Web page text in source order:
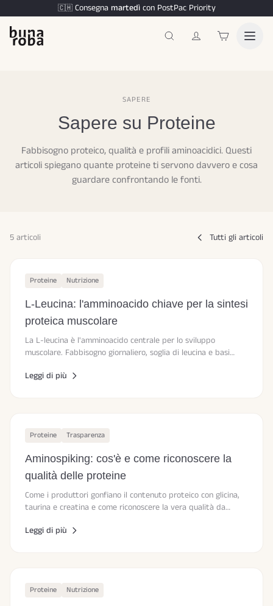
🇨🇭 Consegna martedìcon PostPac Priority
SAPERE
Sapere su Proteine
Fabbisogno proteico, qualità e profili aminoacidici. Questi
articoli spiegano quante proteine ti servono davvero e cosa
guardare confrontando le fonti.
5 articoli Tutti gli articoli
Proteine Nutrizione
L-Leucina: l'amminoacido chiave per la sintesi
proteica muscolare
La L-leucina è l'amminoacido centrale per lo sviluppo
muscolare. Fabbisogno giornaliero, soglia di leucina e basi
Leggi di più
Proteine Trasparenza
Aminospiking: cos'è e come riconoscere la
qualità delle proteine
Come i produttori gonfiano il contenuto proteico con glicina,
taurina e creatina e come riconoscere la vera qualità da
Leggi di più
Proteine Nutrizione